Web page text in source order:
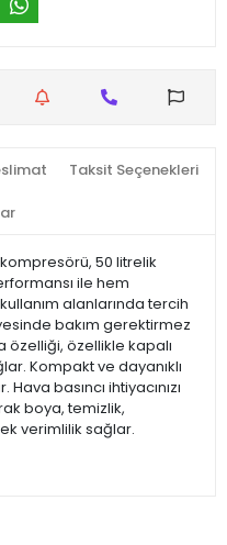
Taksit Seçenekleri
50 litrelik
ile hem
alanlarında tercih
bakım gerektirmez
özelliği, özellikle kapalı
Kompakt ve dayanıklı
basıncı ihtiyacınızı
boya, temizlik,
verimlilik sağlar.